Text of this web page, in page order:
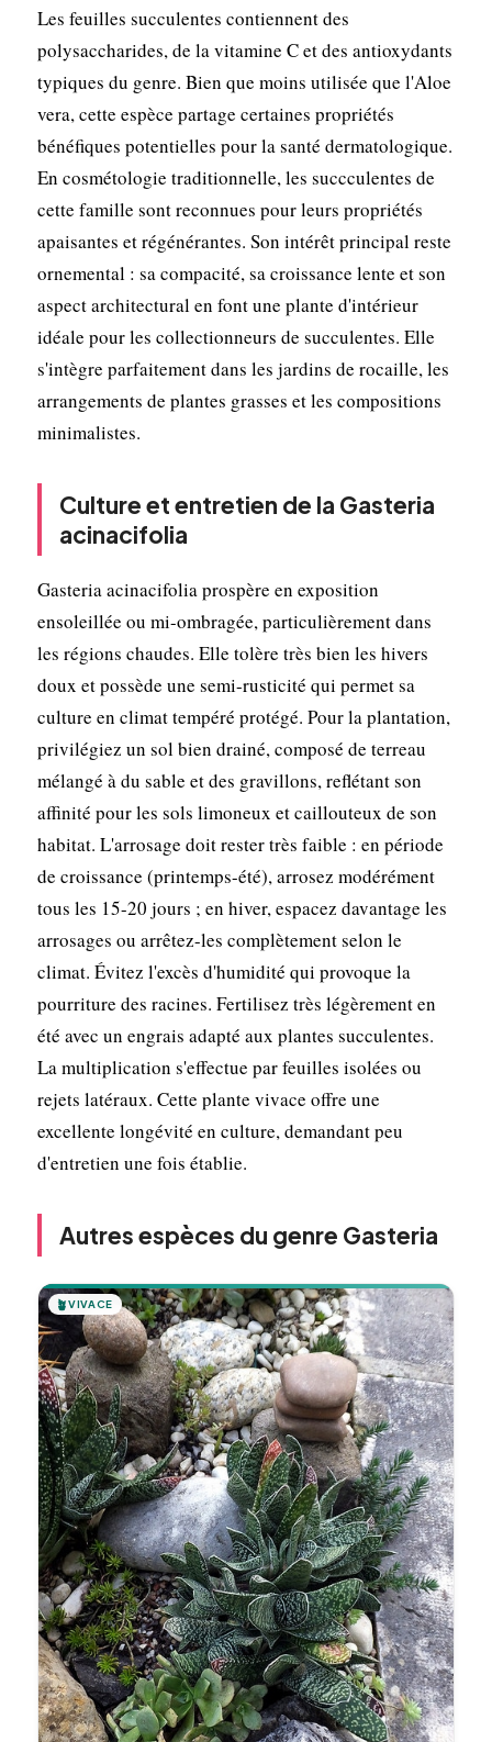
Les feuilles succulentes contiennent des
polysaccharides, de la vitamine C et des antioxydants
typiques du genre. Bien que moins utilisée que l'Aloe
vera, cette espèce partage certaines propriétés
bénéfiques potentielles pour la santé dermatologique.
En cosmétologie traditionnelle, les succculentes de
cette famille sont reconnues pour leurs propriétés
apaisantes et régénérantes. Son intérêt principal reste
ornemental : sa compacité, sa croissance lente et son
aspect architectural en font une plante d'intérieur
idéale pour les collectionneurs de succulentes. Elle
s'intègre parfaitement dans les jardins de rocaille, les
arrangements de plantes grasses et les compositions
minimalistes.
Culture et entretien de la Gasteria
acinacifolia
Gasteria acinacifolia prospère en exposition
ensoleillée ou mi-ombragée, particulièrement dans
les régions chaudes. Elle tolère très bien les hivers
doux et possède une semi-rusticité qui permet sa
culture en climat tempéré protégé. Pour la plantation,
privilégiez un sol bien drainé, composé de terreau
mélangé à du sable et des gravillons, reflétant son
affinité pour les sols limoneux et caillouteux de son
habitat. L'arrosage doit rester très faible : en période
de croissance (printemps-été), arrosez modérément
tous les 15-20 jours ; en hiver, espacez davantage les
arrosages ou arrêtez-les complètement selon le
climat. Évitez l'excès d'humidité qui provoque la
pourriture des racines. Fertilisez très légèrement en
été avec un engrais adapté aux plantes succulentes.
La multiplication s'effectue par feuilles isolées ou
rejets latéraux. Cette plante vivace offre une
excellente longévité en culture, demandant peu
d'entretien une fois établie.
Autres espèces du genre Gasteria
🪴VIVACE